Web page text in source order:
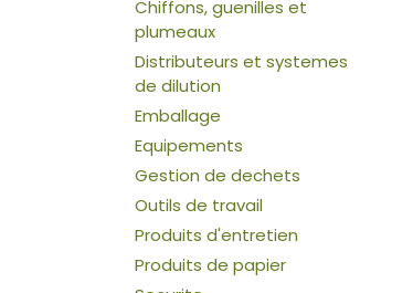
Chiffons, guenilles et
plumeaux
Distributeurs et systemes
de dilution
Emballage
Equipements
Gestion de dechets
Outils de travail
Produits d'entretien
Produits de papier